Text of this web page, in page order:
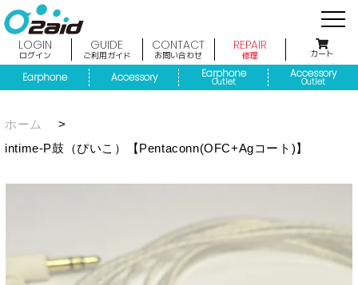
LOGIN
ログイン
GUIDE
ご利用ガイド
CONTACT
お問い合わせ
REPAIR
修理 カート
Earphone Accessory Earphone
Outlet
Accessory
Outlet
ホーム
>
intime-P鼓（ぴいこ）【Pentaconn(OFC+Agコート)】